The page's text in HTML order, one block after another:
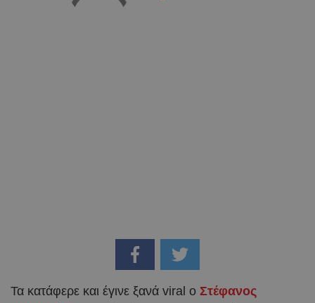
Τα κατάφερε και έγινε ξανά viral ο Στέφανος